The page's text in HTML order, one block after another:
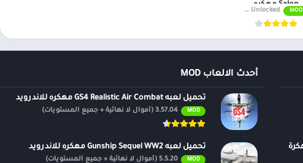
Salon مهكره
MOD
v2024.3.0 Unlocked
أحدث الالعاب MOD
تحميل لعبه GS4 Realistic Air Combat مهكره للاندرويد
MOD 3.57.04 (أموال لا نهائية + جميع المستويات)
تحميل لعبه Gunship Sequel WW2 مهكره للاندرويد
MOD 5.5.20 (أموال لا نهائية + جميع المستويات)